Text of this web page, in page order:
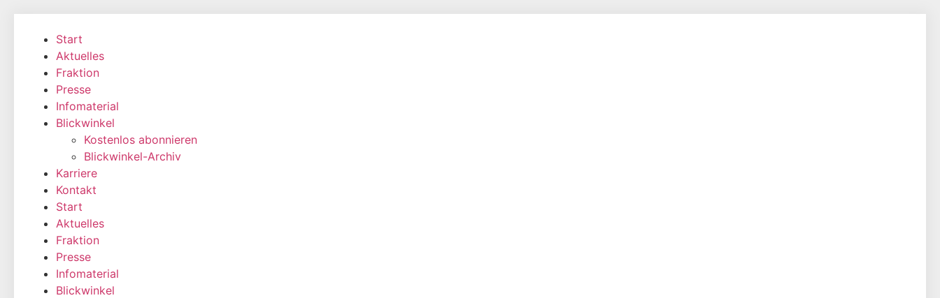
wechseln
Start
Aktuelles
Fraktion
Presse
Infomaterial
Blickwinkel
Kostenlos abonnieren
Blickwinkel-Archiv
Karriere
Kontakt
Start
Aktuelles
Fraktion
Presse
Infomaterial
Blickwinkel